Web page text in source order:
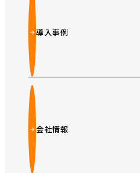
導入事例
会社情報